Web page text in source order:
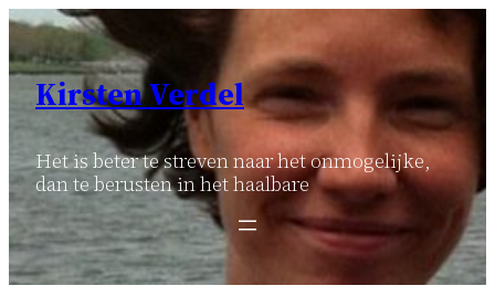
Ga
naar
inhoud
Kirsten Verdel
Het is beter te streven naar het onmogelijke,
dan te berusten in het haalbare